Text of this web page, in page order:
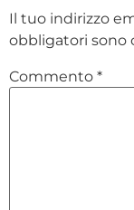
Il tuo indirizzo
obbligatori sono
Commento *